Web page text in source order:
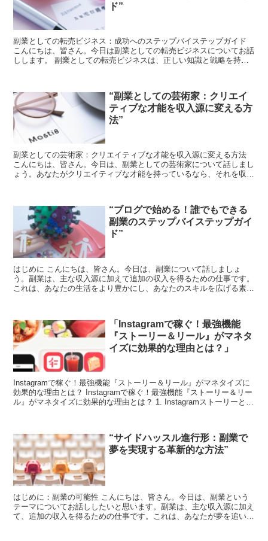
ド”
副業としての転売ビジネス：成功へのステップバイステップガイド
こんにちは、皆さん。今日は副業としての転売ビジネスについてお話
しします。 副業としての転売ビジネスは、正しい知識と戦略を持っ
“副業としての芸術家：クリエイ
ティブな才能を収入源に変える方
法”
副業としての芸術家：クリエイティブな才能を収入源に変える方法
こんにちは、皆さん。今日は、副業としての芸術家について話しまし
ょう。あなたがクリエイティブな才能を持っているなら、それを収入
“ブログで始める！誰でもできる
副業のステップバイステップガイ
ド”
はじめに こんにちは、皆さん。今日は、副業について話しましょ
う。副業は、主な収入源に加えて追加の収入を得るための仕事です。
これは、あなたの生活をより豊かにし、あなたのスキルを広げる素晴
「Instagramで稼ぐ！最強機能
『ストーリー＆リール』がマネタ
イズに効果的な理由とは？」
Instagramで稼ぐ！最強機能『ストーリー＆リール』がマネタイズに
効果的な理由とは？ Instagramで稼ぐ！最強機能『ストーリー＆リー
ル』がマネタイズに効果的な理由とは？ 1. Instagramストーリーとリ
“サイドハッスル進行形：副業で
夢を実現する革新的な方法”
はじめに：副業の可能性 こんにちは、皆さん。今日は、副業という
テーマについてお話ししたいと思います。副業は、主な収入源に加え
て、追加の収入を得るための仕事です。これは、あなたが夢を追い求